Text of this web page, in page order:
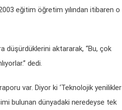
eğitim öğretim yılından itibaren o
düşürdüklerini aktararak, “Bu, çok
dedi.
var. Diyor ki ‘Teknolojik yenilikler
bulunan dünyadaki neredeyse tek